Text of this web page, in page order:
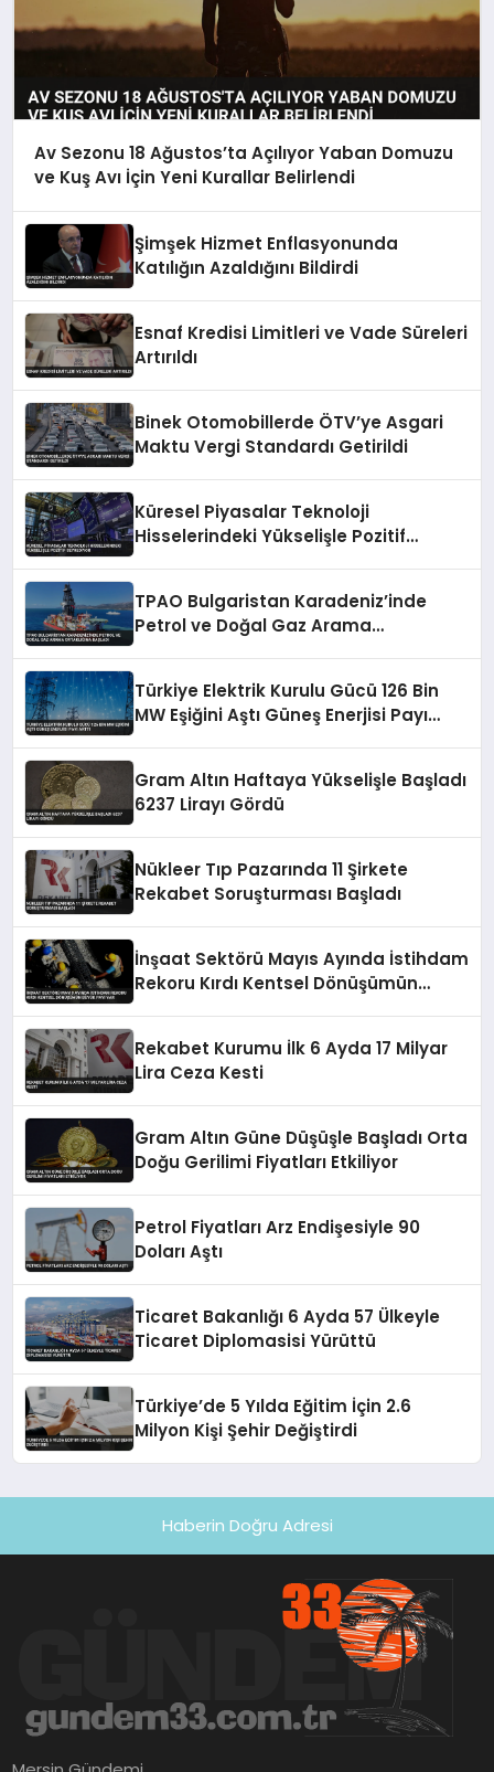
Av Sezonu 18 Ağustos’ta Açılıyor Yaban Domuzu
ve Kuş Avı İçin Yeni Kurallar Belirlendi
Şimşek Hizmet Enflasyonunda
Katılığın Azaldığını Bildirdi
Esnaf Kredisi Limitleri ve Vade Süreleri
Artırıldı
Binek Otomobillerde ÖTV’ye Asgari
Maktu Vergi Standardı Getirildi
Küresel Piyasalar Teknoloji
Hisselerindeki Yükselişle Pozitif
TPAO Bulgaristan Karadeniz’inde
Petrol ve Doğal Gaz Arama
Türkiye Elektrik Kurulu Gücü 126 Bin
MW Eşiğini Aştı Güneş Enerjisi Payı
Gram Altın Haftaya Yükselişle Başladı
6237 Lirayı Gördü
Nükleer Tıp Pazarında 11 Şirkete
Rekabet Soruşturması Başladı
İnşaat Sektörü Mayıs Ayında İstihdam
Rekoru Kırdı Kentsel Dönüşümün
Rekabet Kurumu İlk 6 Ayda 17 Milyar
Lira Ceza Kesti
Gram Altın Güne Düşüşle Başladı Orta
Doğu Gerilimi Fiyatları Etkiliyor
Petrol Fiyatları Arz Endişesiyle 90
Doları Aştı
Ticaret Bakanlığı 6 Ayda 57 Ülkeyle
Ticaret Diplomasisi Yürüttü
Türkiye’de 5 Yılda Eğitim İçin 2.6
Milyon Kişi Şehir Değiştirdi
Haberin Doğru Adresi